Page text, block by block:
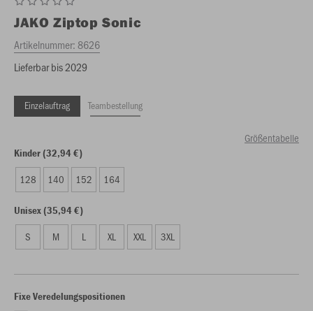
JAKO Ziptop Sonic
Artikelnummer:8626
Lieferbar bis 2029
Einzelauftrag Teambestellung
Größentabelle
Kinder (32,94 €)
128 140 152 164
Unisex (35,94 €)
S M L XL XXL 3XL
Fixe Veredelungspositionen